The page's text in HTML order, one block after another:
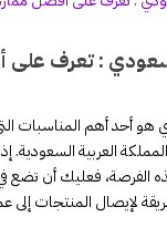
: تعرف
هو أحد أهم المناسبات
المملكة العربية
الفرصة، فعليك أن تضع
لإيصال المنتجات إلى